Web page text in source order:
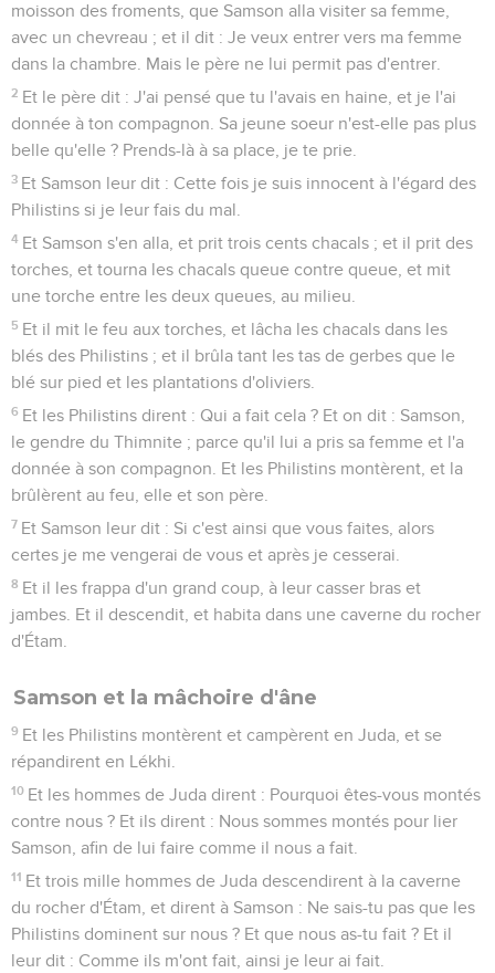
moisson des froments, que Samson alla visiter sa femme,
avec un chevreau ; et il dit : Je veux entrer vers ma femme
dans la chambre. Mais le père ne lui permit pas d'entrer.
2 Et le père dit : J'ai pensé que tu l'avais en haine, et je l'ai
donnée à ton compagnon. Sa jeune soeur n'est-elle pas plus
belle qu'elle ? Prends-là à sa place, je te prie.
3 Et Samson leur dit : Cette fois je suis innocent à l'égard des
Philistins si je leur fais du mal.
4 Et Samson s'en alla, et prit trois cents chacals ; et il prit des
torches, et tourna les chacals queue contre queue, et mit
une torche entre les deux queues, au milieu.
5 Et il mit le feu aux torches, et lâcha les chacals dans les
blés des Philistins ; et il brûla tant les tas de gerbes que le
blé sur pied et les plantations d'oliviers.
6 Et les Philistins dirent : Qui a fait cela ? Et on dit : Samson,
le gendre du Thimnite ; parce qu'il lui a pris sa femme et l'a
donnée à son compagnon. Et les Philistins montèrent, et la
brûlèrent au feu, elle et son père.
7 Et Samson leur dit : Si c'est ainsi que vous faites, alors
certes je me vengerai de vous et après je cesserai.
8 Et il les frappa d'un grand coup, à leur casser bras et
jambes. Et il descendit, et habita dans une caverne du rocher
d'Étam.
Samson et la mâchoire d'âne
9 Et les Philistins montèrent et campèrent en Juda, et se
répandirent en Lékhi.
10 Et les hommes de Juda dirent : Pourquoi êtes-vous montés
contre nous ? Et ils dirent : Nous sommes montés pour lier
Samson, afin de lui faire comme il nous a fait.
11 Et trois mille hommes de Juda descendirent à la caverne
du rocher d'Étam, et dirent à Samson : Ne sais-tu pas que les
Philistins dominent sur nous ? Et que nous as-tu fait ? Et il
leur dit : Comme ils m'ont fait, ainsi je leur ai fait.